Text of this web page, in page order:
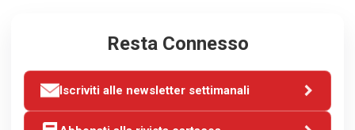
Resta Connesso
Iscriviti alle newsletter settimanali